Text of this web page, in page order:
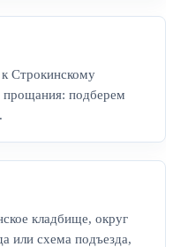
Строкинскому
прощания: подберем
кладбище, округ
или схема подъезда,